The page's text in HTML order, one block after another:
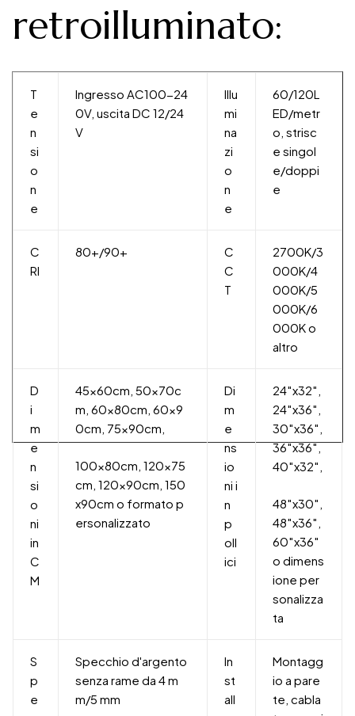
retroilluminato:
T
e
n
si
o
n
e
Ingresso AC100-24
0V, uscita DC 12/24
V
Illu
mi
na
zi
o
n
e
60/120L
ED/metr
o, strisc
e singol
e/doppi
e
C
RI
80+/90+
C
C
T
2700K/3
000K/4
000K/5
000K/6
000K o
altro
D
i
m
e
n
si
o
ni
in
C
M
45x60cm, 50x70c
m, 60x80cm, 60x9
0cm, 75x90cm,
100x80cm, 120x75
cm, 120x90cm, 150
x90cm o formato p
ersonalizzato
Di
m
e
ns
io
ni i
n
p
oll
ici
24″x32″,
24″x36″,
30″x36″,
36″x36″,
40″x32″,
48″x30″,
48″x36″,
60″x36″
o dimens
ione per
sonalizza
ta
S
p
e
Specchio d'argento
senza rame da 4 m
m/5 mm
In
st
all
Montagg
io a pare
te, cabla